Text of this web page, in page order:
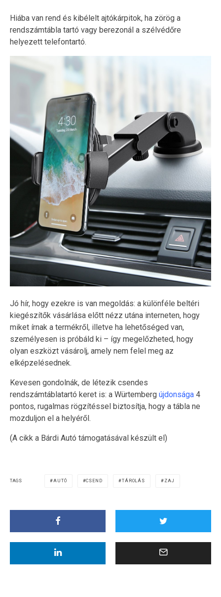
Hiába van rend és kibélelt ajtókárpitok, ha zörög a
rendszámtábla tartó vagy berezonál a szélvédőre
helyezett telefontartó.
Jó hír, hogy ezekre is van megoldás: a különféle beltéri
kiegészítők vásárlása előtt nézz utána interneten, hogy
miket írnak a termékről, illetve ha lehetőséged van,
személyesen is próbáld ki – így megelőzheted, hogy
olyan eszközt vásárolj, amely nem felel meg az
elképzelésednek.
Kevesen gondolnák, de létezik csendes
rendszámtáblatartó keret is: a Würtemberg újdonsága 4
pontos, rugalmas rögzítéssel biztosítja, hogy a tábla ne
mozduljon el a helyéről.
(A cikk a Bárdi Autó támogatásával készült el)
TAGS AUTÓ CSEND TÁROLÁS ZAJ